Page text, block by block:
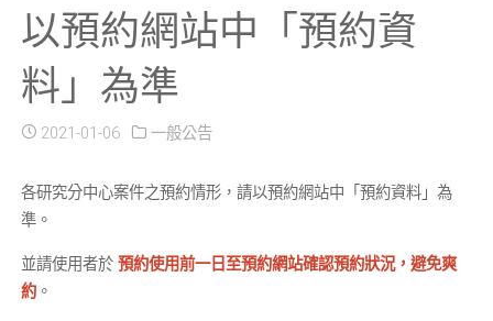
以預約網站中「預約資
料」為準
2021-01-06 一般公告
各研究分中心案件之預約情形，請以預約網站中「預約資料」為
準。
並請使用者於 預約使用前一日至預約網站確認預約狀況，避免爽
約。